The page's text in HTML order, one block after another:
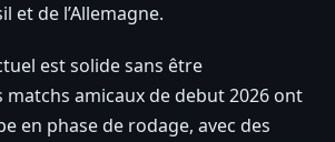
et de l’Allemagne.
est solide sans être
matchs amicaux de debut 2026 ont
en phase de rodage, avec des